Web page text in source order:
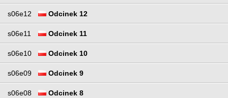
s06e12 Odcinek 12
s06e11 Odcinek 11
s06e10 Odcinek 10
s06e09 Odcinek 9
s06e08 Odcinek 8